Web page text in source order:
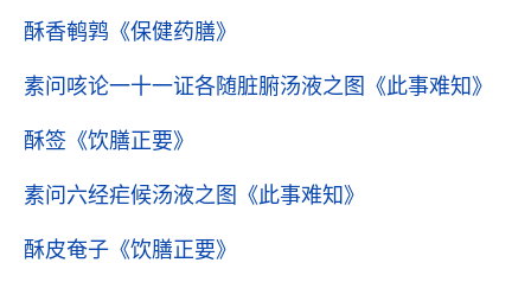
酥香鹌鹑 《保健药膳》
素问咳论一十一证各随脏腑汤液之图 《此事难知》
酥签 《饮膳正要》
素问六经疟候汤液之图 《此事难知》
酥皮奄子 《饮膳正要》